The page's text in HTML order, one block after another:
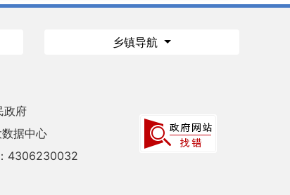
乡镇导航
政府
据中心
4306230032